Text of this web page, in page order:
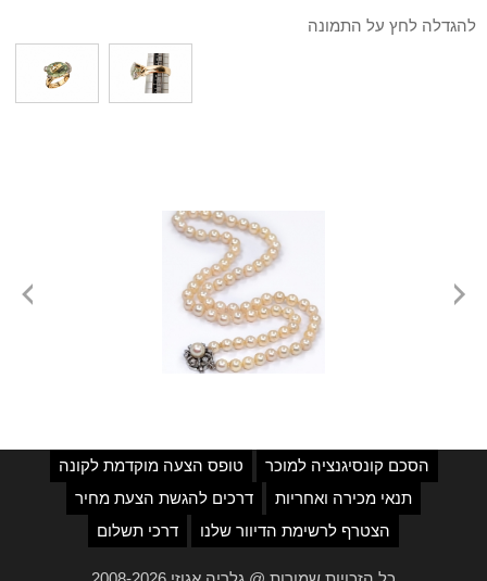
להגדלה לחץ על התמונה
הסכם קונסיגנציה למוכר
טופס הצעה מוקדמת לקונה
תנאי מכירה ואחריות
דרכים להגשת הצעת מחיר
הצטרף לרשימת הדיוור שלנו
דרכי תשלום